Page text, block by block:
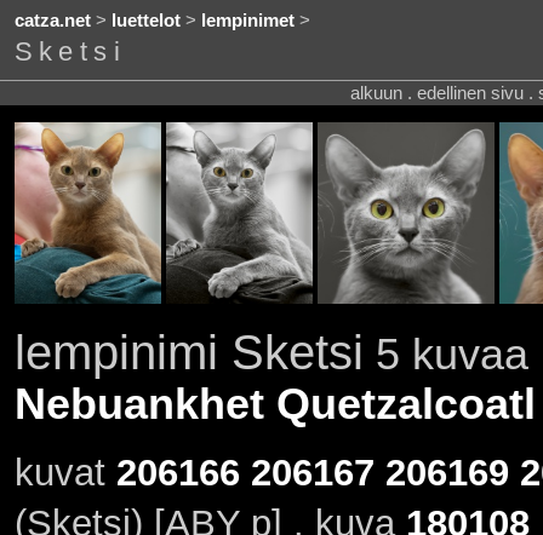
catza.net> luettelot> lempinimet>
Sketsi
alkuun . edellinen sivu .
lempinimi Sketsi 5 kuvaa
Nebuankhet Quetzalcoatl
kuvat 206166 206167 206169
(Sketsi) [ABY p] . kuva 180108